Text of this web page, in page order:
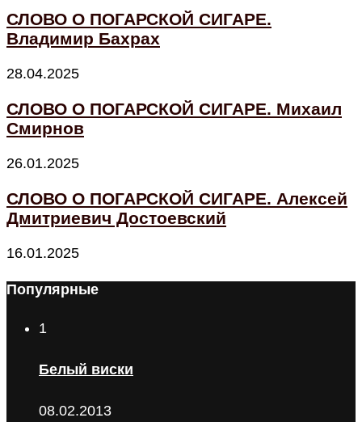
СЛОВО О ПОГАРСКОЙ СИГАРЕ.
Владимир Бахрах
28.04.2025
СЛОВО О ПОГАРСКОЙ СИГАРЕ. Михаил
Смирнов
26.01.2025
СЛОВО О ПОГАРСКОЙ СИГАРЕ. Алексей
Дмитриевич Достоевский
16.01.2025
Популярные
1
Белый виски
08.02.2013